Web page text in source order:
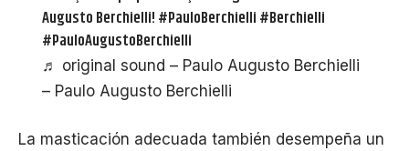
Augusto Berchielli!#PauloBerchielli#Berchielli
#PauloAugustoBerchielli
♬ original sound – Paulo Augusto Berchielli
– Paulo Augusto Berchielli
La masticación adecuada también desempeña un